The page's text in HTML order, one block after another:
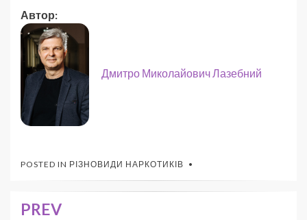
Автор:
Дмитро Миколайович Лазебний
POSTED IN РІЗНОВИДИ НАРКОТИКІВ
PREV